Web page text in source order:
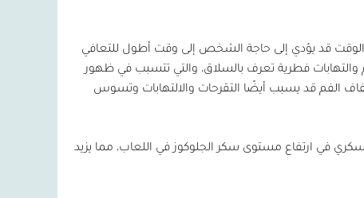
الوقت قد يؤدي إلى حاجة الشخص إلى وقت أطول للتعافي
فطرية تعرف بالسلاق، والتي تتسبب في ظهور
الفم قد يسبب أيضًا التقرحات والالتهابات وتسوس
في ارتفاع مستوى سكر الجلوكوز في اللعاب، مما يزيد